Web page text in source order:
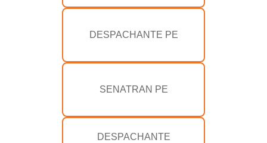
DESPACHANTE PE
SENATRAN PE
DESPACHANTE